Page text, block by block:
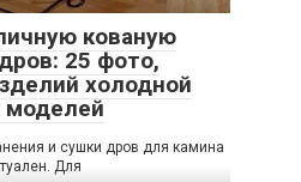
кованую
25 фото,
холодной
моделей
и сушки дров для камина
Для